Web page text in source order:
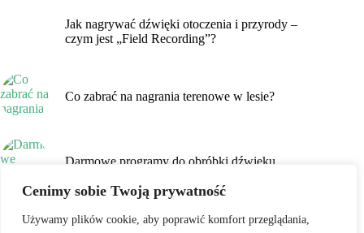
Cenimy sobie Twoją prywatność
Używamy plików cookie, aby poprawić komfort przeglądania,
Jak nagrywać dźwięki otoczenia i przyrody –
czym jest „Field Recording”?
Co zabrać na nagrania terenowe w lesie?
Darmowe programy do obróbki dźwięku
Polityka prywatności Nasz sprzęt
Próbki nagrań